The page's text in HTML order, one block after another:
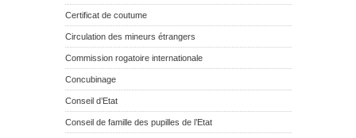
Certificat de coutume
Circulation des mineurs étrangers
Commission rogatoire internationale
Concubinage
Conseil d’Etat
Conseil de famille des pupilles de l’Etat